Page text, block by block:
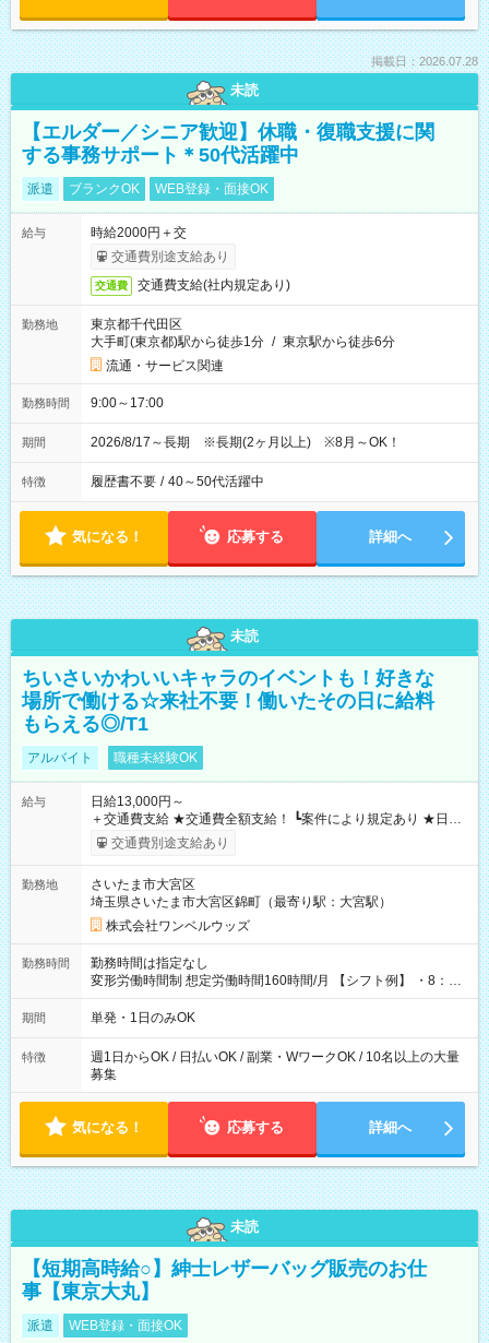
掲載日：2026.07.28
未読
【エルダー／シニア歓迎】休職・復職支援に関
する事務サポート＊50代活躍中
派遣 ブランクOK WEB登録・面接OK
給与
時給2000円＋交
交通費別途支給あり
交通費 交通費支給(社内規定あり)
勤務地
東京都千代田区
大手町(東京都)駅から徒歩1分 / 東京駅から徒歩6分
流通・サービス関連
勤務時間 9:00～17:00
期間 2026/8/17～長期 ※長期(2ヶ月以上) ※8月～OK！
特徴 履歴書不要 / 40～50代活躍中
気になる！ 応募する 詳細へ
未読
ちいさいかわいいキャラのイベントも！好きな
場所で働ける☆来社不要！働いたその日に給料
もらえる◎/T1
アルバイト 職種未経験OK
給与
日給13,000円～
＋交通費支給 ★交通費全額支給！ ┗案件により規定あり ★日払
いOK！（規定あり） ┗働いたその日に現金GET♪ お仕事後はコ
ンビニATMから 日払い分を引き落とせます！ 【試用期間】試
交通費別途支給あり
勤務地
さいたま市大宮区
埼玉県さいたま市大宮区錦町（最寄り駅：大宮駅）
株式会社ワンベルウッズ
勤務時間
勤務時間は指定なし
変形労働時間制 想定労働時間160時間/月 【シフト例】 ・8：00
～21：00
期間 単発・1日のみOK
特徴
週1日からOK / 日払いOK / 副業・WワークOK / 10名以上の大量
募集
気になる！ 応募する 詳細へ
未読
【短期高時給○】紳士レザーバッグ販売のお仕
事【東京大丸】
派遣 WEB登録・面接OK